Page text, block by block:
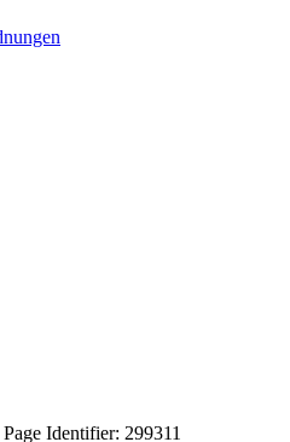
Page Identifier: 299311